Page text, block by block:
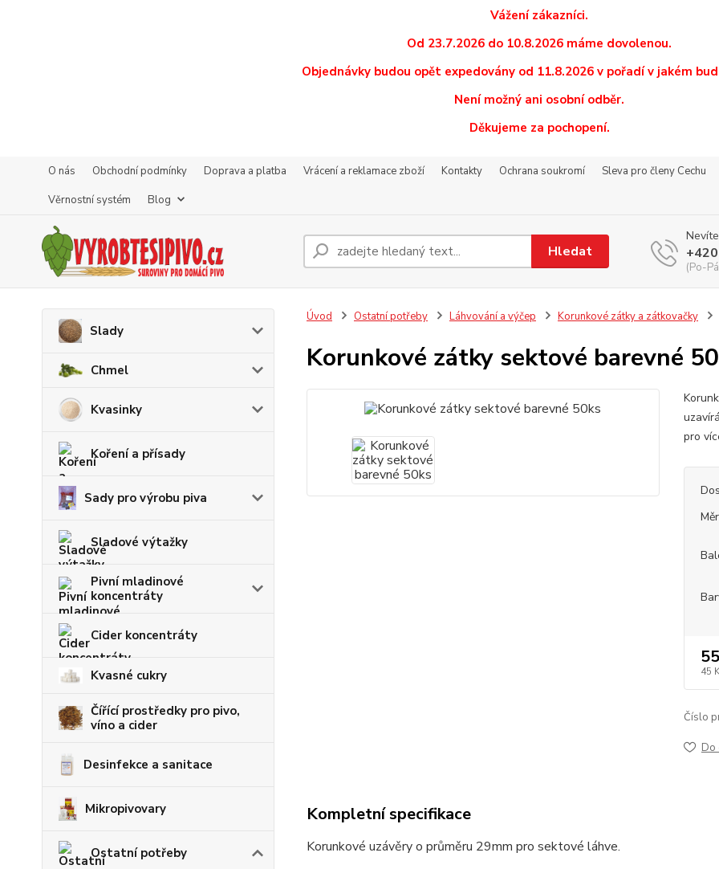
Vážení zákazníci.
Od 23.7.2026 do 10.8.2026 máme dovolenou.
Objednávky budou opět expedovány od 11.8.2026 v pořadí v jakém
Není možný ani osobní odběr.
Děkujeme za pochopení.
O nás Obchodní podmínky Doprava a platba Vrácení a reklamace zboží Kontakty Ochrana soukromí
Sleva pro členy Cechu
Věrnostní systém
Blog
Hledat
(Po-
Slady
Chmel
Kvasinky
Koření a přísady
Sady pro výrobu piva
Sladové výtažky
Pivní mladinové
koncentráty
Cider koncentráty
Kvasné cukry
Čířící prostředky pro pivo,
víno a cider
Desinfekce a sanitace
Mikropivovary
Ostatní potřeby
Úvod Ostatní potřeby Láhvování a výčep Korunkové zátky a zátkovačky
Korunkové zátky sektové barevné
pro
45
Číslo
Do
Kompletní specifikace
Korunkové uzávěry o průměru 29mm pro sektové láhve.